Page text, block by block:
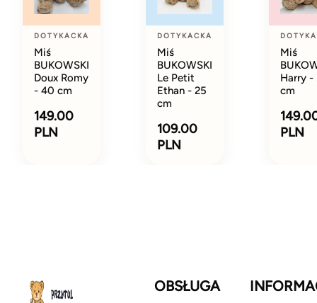
DOTYKACKA
Miś
BUKOWSKI
Doux Romy
- 40 cm
149.00
PLN
DOTYKACKA
Miś
BUKOWSKI
Le Petit
Ethan - 25
cm
109.00
PLN
Miś
Harry -
cm
PLN
OBSŁUGA